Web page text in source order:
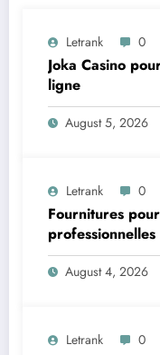
Letrank 0
Joka Casino
ligne
August 5, 2026
Letrank 0
Fournitures
offshore
August 4, 2026
Letrank 0